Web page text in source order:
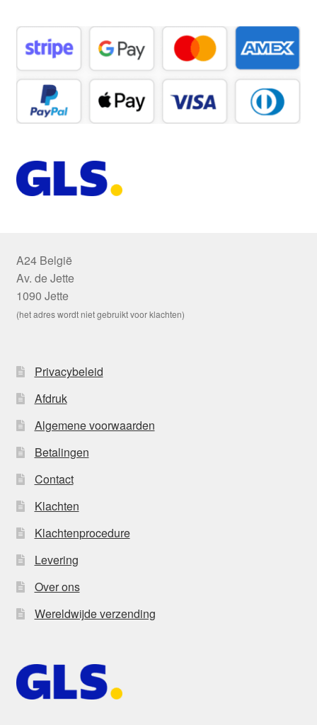
A24 België
Av. de Jette
1090 Jette
(het adres wordt niet gebruikt voor klachten)
Privacybeleid
Afdruk
Algemene voorwaarden
Betalingen
Contact
Klachten
Klachtenprocedure
Levering
Over ons
Wereldwijde verzending